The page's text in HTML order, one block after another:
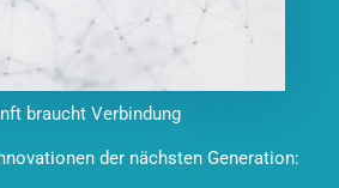
braucht Verbindung
der nächsten Generation: